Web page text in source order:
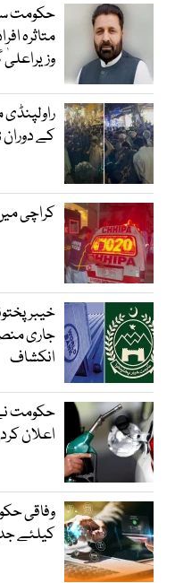
حکومت
متاثرہ
کے دوران 6 سالہ بچی پراسرار طور پر لاپتا
کراچی
جاری
انکشاف
حکومت
اعلان
وفاقی
کیلئے